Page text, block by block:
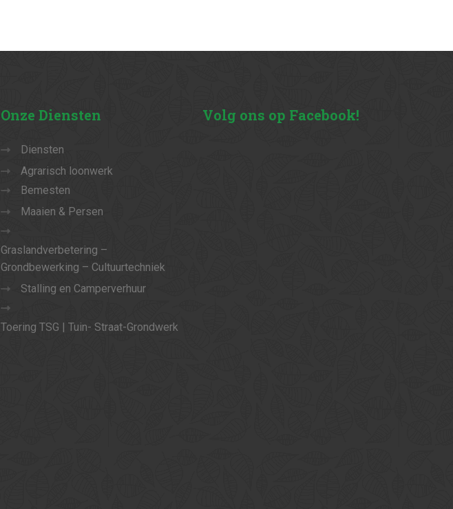
Onze Diensten
Diensten
Agrarisch loonwerk
Bemesten
Maaien & Persen
Graslandverbetering –
Grondbewerking – Cultuurtechniek
Stalling en Camperverhuur
Toering TSG | Tuin- Straat-Grondwerk
Volg ons op Facebook!